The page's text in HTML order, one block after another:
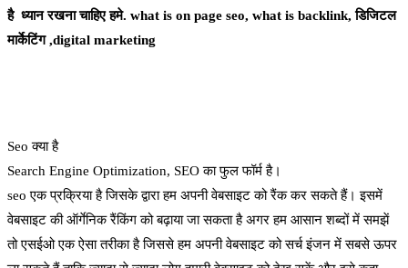
है ध्यान रखना चाहिए हमे. what is on page seo, what is backlink,डिजिटल
मार्केटिंग,digital marketing
Seo क्या है
Search Engine Optimization, SEO का फुल फॉर्म है।
seo एक प्रक्रिया है जिसके द्वारा हम अपनी वेबसाइट को रैंक कर सकते हैं। इसमें
वेबसाइट की ऑर्गेनिक रैंकिंग को बढ़ाया जा सकता है अगर हम आसान शब्दों में समझें
तो एसईओ एक ऐसा तरीका है जिससे हम अपनी वेबसाइट को सर्च इंजन में सबसे ऊपर